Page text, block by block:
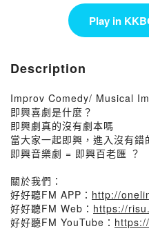
Play in
Description
Improv Comedy/ Musical
即興喜劇是什麼？
即興劇真的沒有劇本嗎
當大家一起即興，進入沒有錯
即興音樂劇 = 即興百老匯 ？
關於我們：
好好聽FM APP： http://
好好聽FM Web： https://
好好聽FM YouTube：